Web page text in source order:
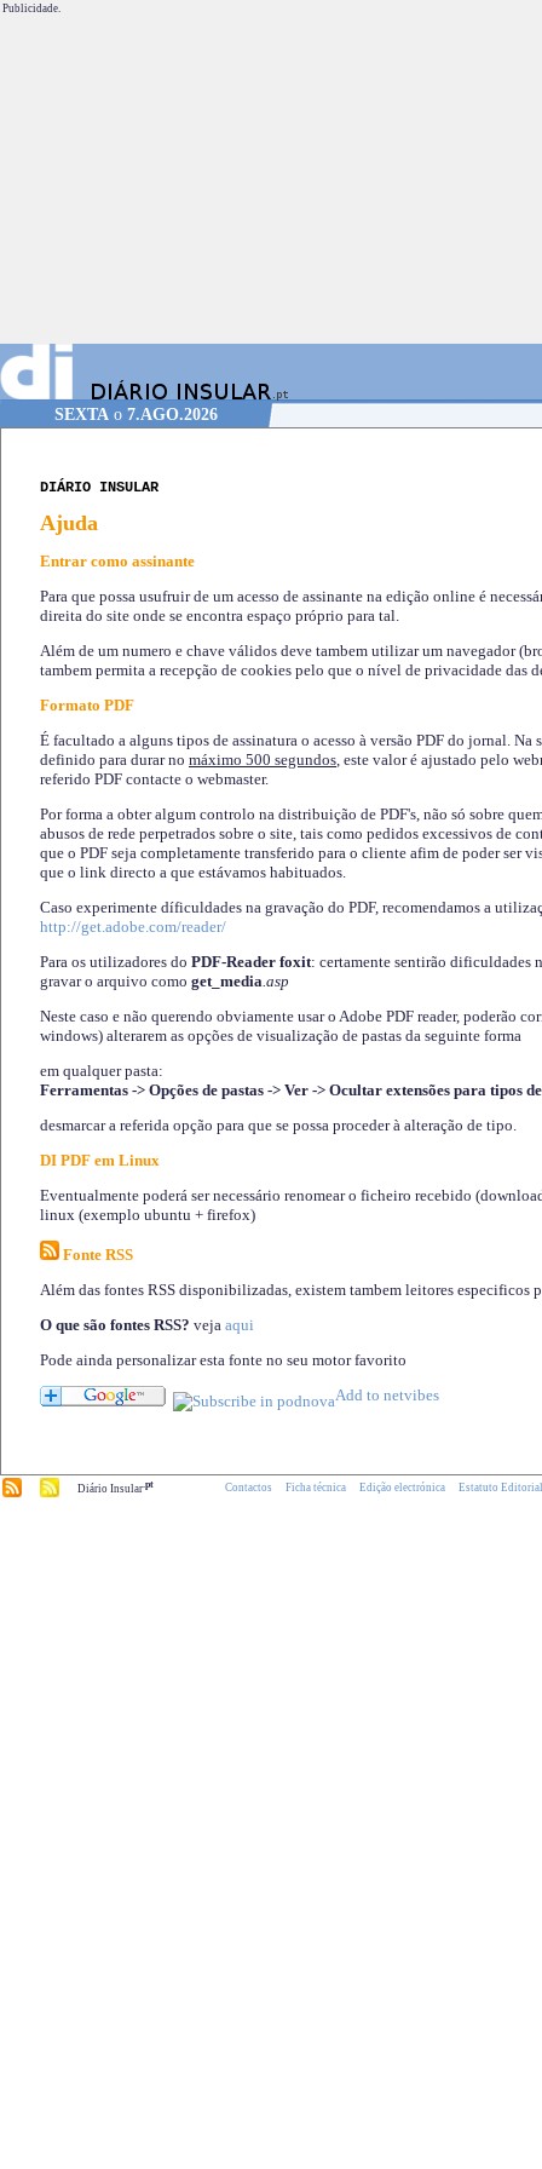
Publicidade.
SEXTA o 7.AGO.2026
DIÁRIO INSULAR
Ajuda
Entrar como assinante
Para que possa usufruir de um acesso de assinante na edição online é
direita do site onde se encontra espaço próprio para tal.
Além de um numero e chave válidos deve tambem utilizar um navegador
tambem permita a recepção de cookies pelo que o nível de privacidade das
Formato PDF
É facultado a alguns tipos de assinatura o acesso à versão PDF do jornal. Na
definido para durar no máximo 500 segundos, este valor é ajustado pelo
referido PDF contacte o webmaster.
Por forma a obter algum controlo na distribuição de PDF's, não só sobre
abusos de rede perpetrados sobre o site, tais como pedidos excessivos de
que o PDF seja completamente transferido para o cliente afim de poder ser
que o link directo a que estávamos habituados.
Caso experimente díficuldades na gravação do PDF, recomendamos a
http://get.adobe.com/reader/
Para os utilizadores do PDF-Reader foxit: certamente sentirão dificuldades
gravar o arquivo como get_media.asp
Neste caso e não querendo obviamente usar o Adobe PDF reader, poderão
windows) alterarem as opções de visualização de pastas da seguinte forma
em qualquer pasta:
Ferramentas -> Opções de pastas -> Ver -> Ocultar extensões para tipos
desmarcar a referida opção para que se possa proceder à alteração de tipo.
DI PDF em Linux
Eventualmente poderá ser necessário renomear o ficheiro recebido
linux (exemplo ubuntu + firefox)
Fonte RSS
Além das fontes RSS disponibilizadas, existem tambem leitores especificos
O que são fontes RSS? veja aqui
Pode ainda personalizar esta fonte no seu motor favorito
Diário Insular.pt Contactos Ficha técnica Edição electrónica Estatuto Editorial